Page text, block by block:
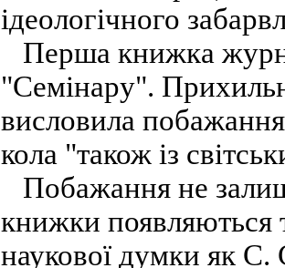
ідеологічного
Перша книжка
"Семінару".
висловила
кола "також із
Побажання не
книжки появляються
наукової думки як